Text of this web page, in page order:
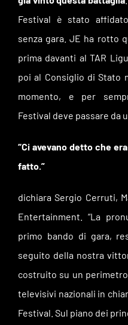
Festival è stato
senza gara. JE ha rotto
prima davanti al TAR
poi al Consiglio di Stato
momento, e per
Festival deve passare da
“Ci avevano detto che
fatto.”
dichiara Sergio Cerruti,
Entertainment. “La
primo bando di gara,
seguito della nostra
costruito su un
televisivi nazionali in
Festival. Sul piano dei